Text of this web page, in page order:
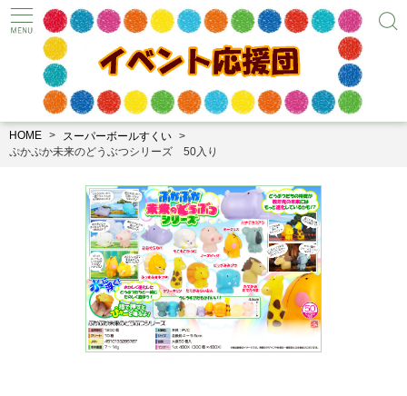
HOME
スーパーボールすくい
ぷかぷか未来のどうぶつシリーズ 50入り